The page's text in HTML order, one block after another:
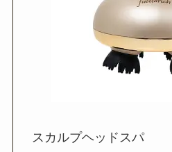
スカルプヘッドスパ